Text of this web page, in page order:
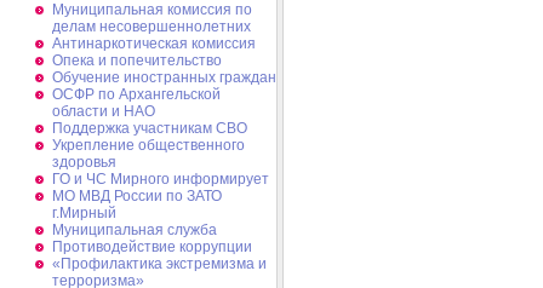
Муниципальная комиссия по
делам несовершеннолетних
Антинаркотическая комиссия
Опека и попечительство
Обучение иностранных граждан
ОСФР по Архангельской
области и НАО
Поддержка участникам СВО
Укрепление общественного
здоровья
ГО и ЧС Мирного информирует
МО МВД России по ЗАТО
г.Мирный
Муниципальная cлужба
Противодействие коррупции
«Профилактика экстремизма и
терроризма»